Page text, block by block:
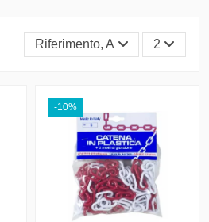
Riferimento, A - Z 2
-10%